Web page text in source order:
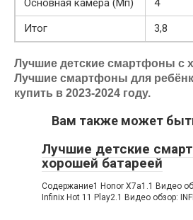
Основная камера (Мп)
4
Итог
3,8
Лучшие детские смартфоны с
Лучшие смартфоны для
купить в 2023-2024 году.
Вам также может
Лучшие детские
хорошей батареей
Содержание1 Honor X7a1.1 Видео
Infinix Hot 11 Play2.1 Видео обзор: